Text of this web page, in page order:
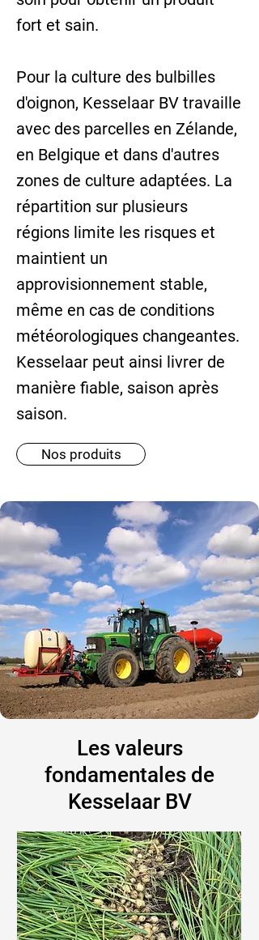
fort et sain.
Pour la culture des bulbilles
d'oignon, Kesselaar BV travaille
avec des parcelles en Zélande,
en Belgique et dans d'autres
zones de culture adaptées. La
répartition sur plusieurs
régions limite les risques et
maintient un
approvisionnement stable,
même en cas de conditions
météorologiques changeantes.
Kesselaar peut ainsi livrer de
manière fiable, saison après
saison.
Nos produits
Les valeurs
fondamentales de
Kesselaar BV